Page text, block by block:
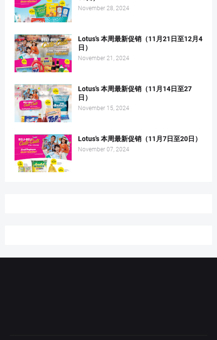
November 28, 2024
Lotus's 本周最新促销（11月21日至12月4
日）
November 21, 2024
Lotus's 本周最新促销（11月14日至27
日）
November 15, 2024
Lotus's 本周最新促销（11月7日至20日）
November 07, 2024